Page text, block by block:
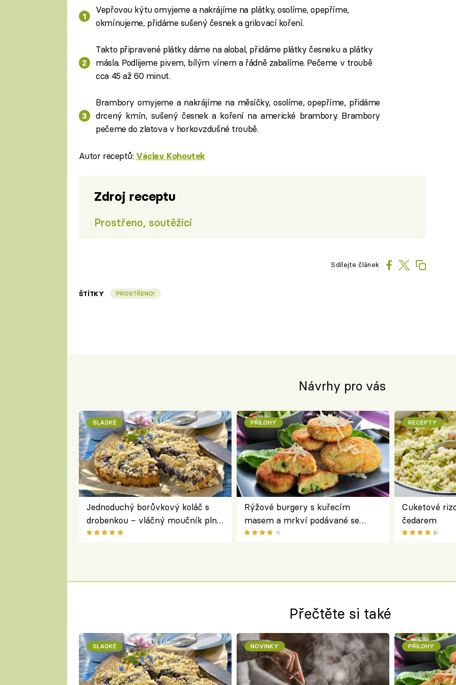
Vepřovou kýtu omyjeme a nakrájíme na plátky, osolíme, opepříme,
okmínujeme, přidáme sušený česnek a grilovací koření.
Takto připravené plátky dáme na alobal, přidáme plátky česneku a plátky
másla. Podlijeme pivem, bílým vínem a řádně zabalíme. Pečeme v troubě
cca 45 až 60 minut.
Brambory omyjeme a nakrájíme na měsíčky, osolíme, opepříme, přidáme
drcený kmín, sušený česnek a koření na americké brambory. Brambory
pečeme do zlatova v horkovzdušné troubě.
Autor receptů: Václav Kohoutek
Zdroj receptu
Prostřeno, soutěžící
Sdílejte článek
ŠTÍTKY PROSTŘENO!
Návrhy pro vás
SLADKÉ
Jednoduchý borůvkový koláč s
drobenkou – vláčný moučník plný
ovoce
PŘÍLOHY
Rýžové burgery s kuřecím
masem a mrkví podávané se
salátem – lehká a chutná večeře
RECEPTY
Cuketové
čedarem
Přečtěte si také
SLADKÉ NOVINKY PŘÍLOHY